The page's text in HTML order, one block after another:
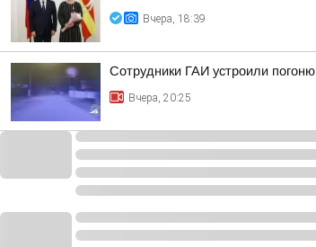
Вчера, 18:39
Сотрудники ГАИ устроили
Вчера, 20:25